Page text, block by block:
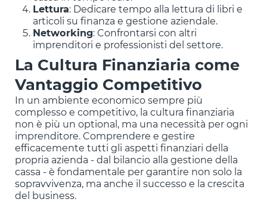
Lettura: Dedicare tempo alla lettura di libri e
articoli su finanza e gestione aziendale.
Networking: Confrontarsi con altri
imprenditori e professionisti del settore.
La Cultura Finanziaria come
Vantaggio Competitivo
In un ambiente economico sempre più
complesso e competitivo, la cultura finanziaria
non è più un optional, ma una necessità per ogni
imprenditore. Comprendere e gestire
efficacemente tutti gli aspetti finanziari della
propria azienda - dal bilancio alla gestione della
cassa - è fondamentale per garantire non solo la
sopravvivenza, ma anche il successo e la crescita
del business.